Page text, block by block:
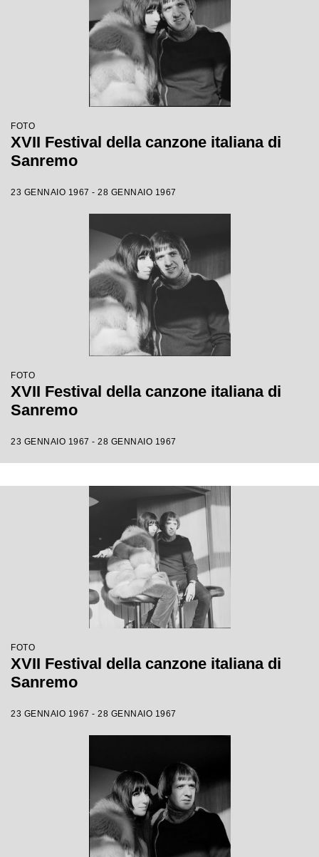
FOTO
XVII Festival della canzone italiana di
Sanremo
23 GENNAIO 1967 - 28 GENNAIO 1967
FOTO
XVII Festival della canzone italiana di
Sanremo
23 GENNAIO 1967 - 28 GENNAIO 1967
FOTO
XVII Festival della canzone italiana di
Sanremo
23 GENNAIO 1967 - 28 GENNAIO 1967